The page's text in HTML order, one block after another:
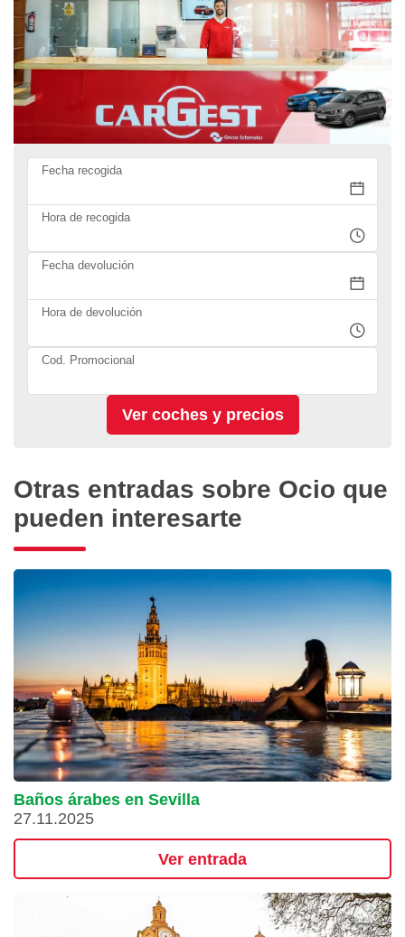
Fecha recogida
Hora de recogida
Fecha devolución
Hora de devolución
Cod. Promocional
Otras entradas sobre Ocio que
pueden interesarte
Baños árabes en Sevilla
27.11.2025
Ver entrada